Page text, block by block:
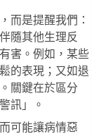
而是提醒我們：
隨其他生理反
害。例如，某些
的表現；又如退
關鍵在於區分
訊」。
可能讓病情惡